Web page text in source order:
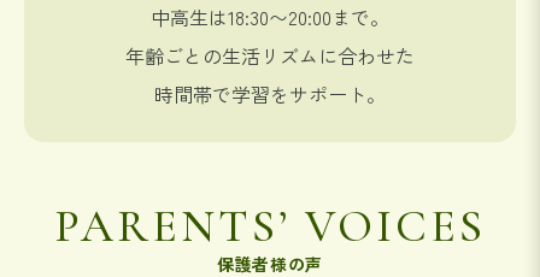
中高生は18:30〜20:00まで。
年齢ごとの生活リズムに合わせた
時間帯で学習をサポート。
PARENTS’ VOICES
保護者様の声